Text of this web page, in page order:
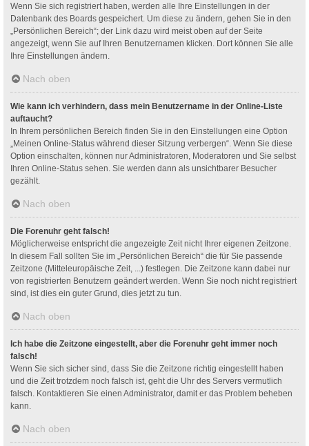
Wenn Sie sich registriert haben, werden alle Ihre Einstellungen in der
Datenbank des Boards gespeichert. Um diese zu ändern, gehen Sie in den
„Persönlichen Bereich“; der Link dazu wird meist oben auf der Seite
angezeigt, wenn Sie auf Ihren Benutzernamen klicken. Dort können Sie alle
Ihre Einstellungen ändern.
Nach oben
Wie kann ich verhindern, dass mein Benutzername in der Online-Liste
auftaucht?
In Ihrem persönlichen Bereich finden Sie in den Einstellungen eine Option
„Meinen Online-Status während dieser Sitzung verbergen“. Wenn Sie diese
Option einschalten, können nur Administratoren, Moderatoren und Sie selbst
Ihren Online-Status sehen. Sie werden dann als unsichtbarer Besucher
gezählt.
Nach oben
Die Forenuhr geht falsch!
Möglicherweise entspricht die angezeigte Zeit nicht Ihrer eigenen Zeitzone.
In diesem Fall sollten Sie im „Persönlichen Bereich“ die für Sie passende
Zeitzone (Mitteleuropäische Zeit, ...) festlegen. Die Zeitzone kann dabei nur
von registrierten Benutzern geändert werden. Wenn Sie noch nicht registriert
sind, ist dies ein guter Grund, dies jetzt zu tun.
Nach oben
Ich habe die Zeitzone eingestellt, aber die Forenuhr geht immer noch
falsch!
Wenn Sie sich sicher sind, dass Sie die Zeitzone richtig eingestellt haben
und die Zeit trotzdem noch falsch ist, geht die Uhr des Servers vermutlich
falsch. Kontaktieren Sie einen Administrator, damit er das Problem beheben
kann.
Nach oben